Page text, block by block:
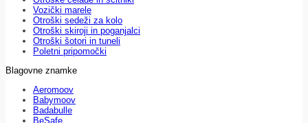
Vozički marele
Otroški sedeži za kolo
Otroški skiroji in poganjalci
Otroški šotori in tuneli
Poletni pripomočki
Blagovne znamke
Aeromoov
Babymoov
Badabulle
BeSafe